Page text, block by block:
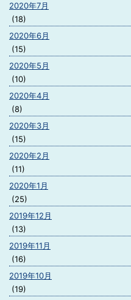
2020年7月
(18)
2020年6月
(15)
2020年5月
(10)
2020年4月
(8)
2020年3月
(15)
2020年2月
(11)
2020年1月
(25)
2019年12月
(13)
2019年11月
(16)
2019年10月
(19)